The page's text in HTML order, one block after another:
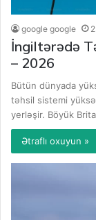
google google
İngiltərədə
– 2026
Bütün dünyada
təhsil sistemi
yerləşir. Böyük
Ətraflı oxuyun »